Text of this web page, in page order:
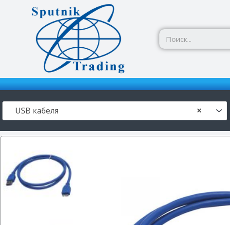
Перейти
содержимому
×
USB кабеля